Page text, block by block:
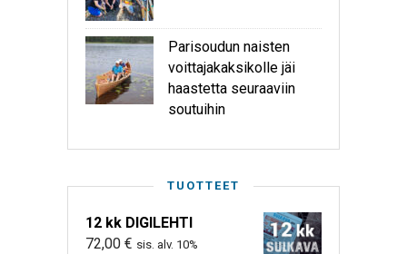
Parisoudun naisten
voittajakaksikolle jäi
haastetta seuraaviin
soutuihin
TUOTTEET
12 kk DIGILEHTI
72,00 € sis. alv. 10%